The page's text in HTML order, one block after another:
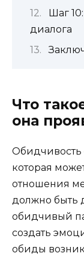
Шаг
диалога
Что
она
Обидчивость
которая
отношения
должно быть
обидчивый
создать
обиды